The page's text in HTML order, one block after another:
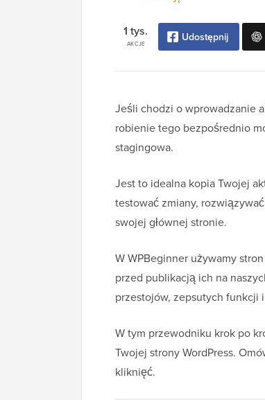
AKCJE
1 tys. Udostępnij
Jeśli chodzi o wprowadzanie
robienie tego bezpośrednio
stagingowa.
Jest to idealna kopia Twojej
testować zmiany,
swojej głównej stronie.
W WPBeginner używamy
przed publikacją ich na
przestojów, zepsutych funkcji
W tym przewodniku krok po
Twojej strony WordPress.
kliknięć.